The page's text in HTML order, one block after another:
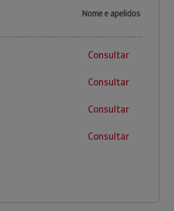
Nome e apelidos
Consultar
Consultar
Consultar
Consultar